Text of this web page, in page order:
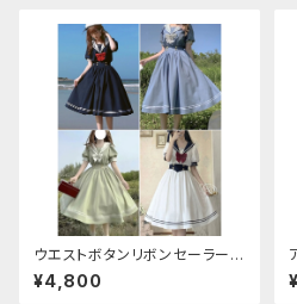
ウエストボタンリボンセーラーワ
ンピース
¥4,800